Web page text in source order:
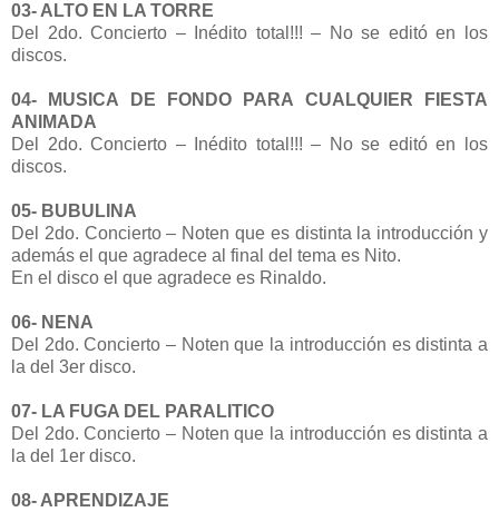
03- ALTO EN LA TORRE
Del 2do. Concierto – Inédito total!!! – No se editó en los
discos.
04- MUSICA DE FONDO PARA CUALQUIER FIESTA
ANIMADA
Del 2do. Concierto – Inédito total!!! – No se editó en los
discos.
05- BUBULINA
Del 2do. Concierto – Noten que es distinta la introducción y
además el que agradece al final del tema es Nito.
En el disco el que agradece es Rinaldo.
06- NENA
Del 2do. Concierto – Noten que la introducción es distinta a
la del 3er disco.
07- LA FUGA DEL PARALITICO
Del 2do. Concierto – Noten que la introducción es distinta a
la del 1er disco.
08- APRENDIZAJE